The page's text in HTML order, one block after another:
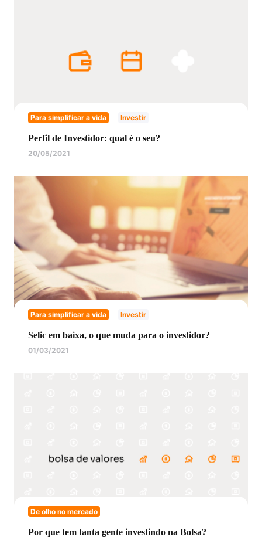
Para simplificar a vida Investir
Perfil de Investidor: qual é o seu?
20/05/2021
Para simplificar a vida Investir
Selic em baixa, o que muda para o investidor?
01/03/2021
De olho no mercado
Por que tem tanta gente investindo na Bolsa?